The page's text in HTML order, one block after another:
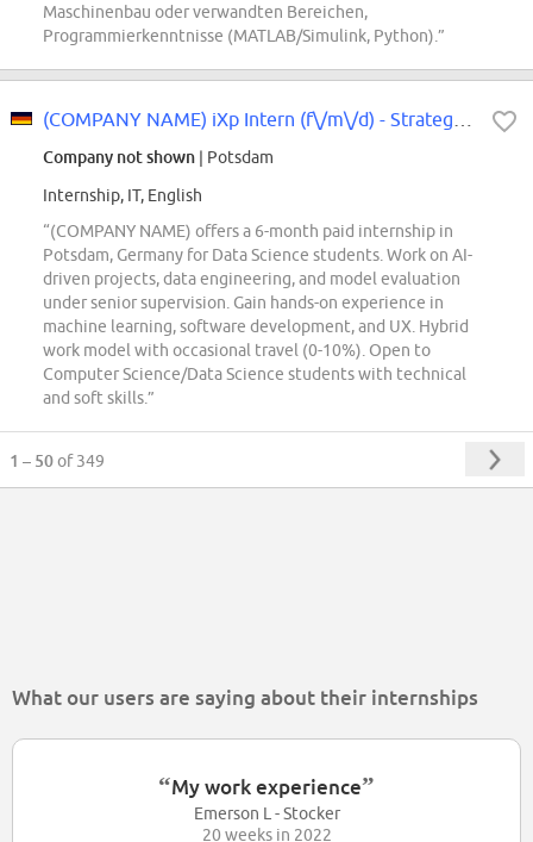
Maschinenbau oder verwandten Bereichen,
Programmierkenntnisse (MATLAB/Simulink, Python).”
Company not shown | Potsdam
Internship, IT, English
“(COMPANY NAME) offers a 6-month paid internship in
Potsdam, Germany for Data Science students. Work on AI-
driven projects, data engineering, and model evaluation
under senior supervision. Gain hands-on experience in
machine learning, software development, and UX. Hybrid
work model with occasional travel (0-10%). Open to
Computer Science/Data Science students with technical
and soft skills.”
1 – 50of 349
What our users are saying about their internships
“My work experience”
Emerson L - Stocker
20 weeks in 2022